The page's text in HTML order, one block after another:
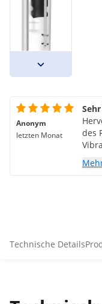
Anonym
letzten Monat
des
Technische Details